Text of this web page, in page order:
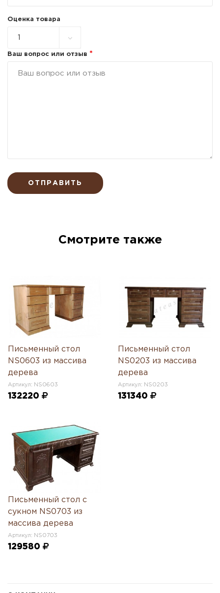
Оценка товара
Ваш вопрос или отзыв *
ОТПРАВИТЬ
Смотрите также
Письменный стол
NS0603 из массива
дерева
Артикул: NS0603
132220
Письменный стол
NS0203 из массива
дерева
Артикул: NS0203
131340
Письменный стол с
сукном NS0703 из
массива дерева
Артикул: NS0703
129580